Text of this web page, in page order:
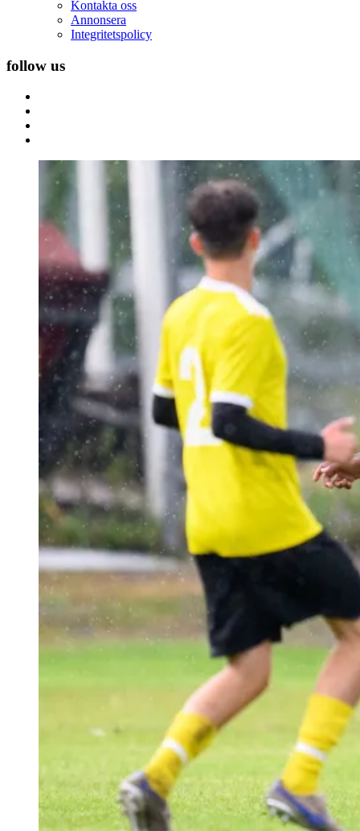
Kontakta oss
Annonsera
Integritetspolicy
follow us